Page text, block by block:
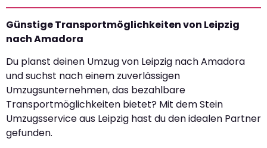
Günstige Transportmöglichkeiten von Leipzig
nach Amadora
Du planst deinen Umzug von Leipzig nach Amadora
und suchst nach einem zuverlässigen
Umzugsunternehmen, das bezahlbare
Transportmöglichkeiten bietet? Mit dem Stein
Umzugsservice aus Leipzig hast du den idealen Partner
gefunden.